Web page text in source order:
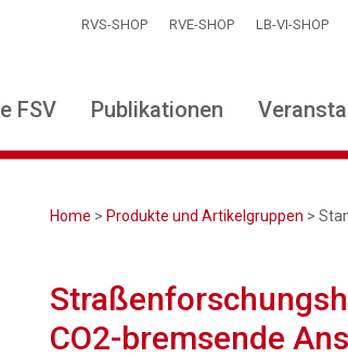
RVS-SHOP RVE-SHOP LB-VI-SHOP
FSV Publikationen
Home > Produkte und Artikelgruppen >
CO2-bremsende